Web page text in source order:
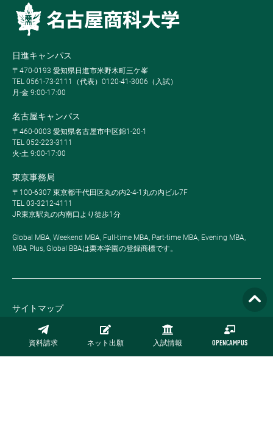
資料請求 ネット出願 入試情報 OPENCAMPUS
日進キャンパス
〒470-0193 愛知県日進市米野木町三ケ峯
TEL 0561-73-2111（代表）0120-41-3006（入試）
月-金 9:00-17:00
名古屋キャンパス
〒460-0003 愛知県名古屋市中区錦1-20-1
TEL 052-223-3111
火-土 9:00-17:00
東京事務局
〒100-6307 東京都千代田区丸の内2-4-1丸の内ビル7F
TEL 03-3212-4111
JR東京駅丸の内南口より徒歩1分
Global MBA, Weekend MBA, Full-time MBA, Part-time MBA, Evening MBA,
MBA Plus, Global BBAは栗本学園の登録商標です。
サイトマップ
プライバシーポリシー